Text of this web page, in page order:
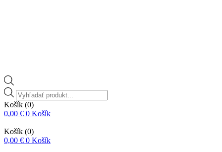
Vyhľadávanie
produktov
Košík (0)
0,00 € 0 Košík
Košík (0)
0,00 € 0 Košík